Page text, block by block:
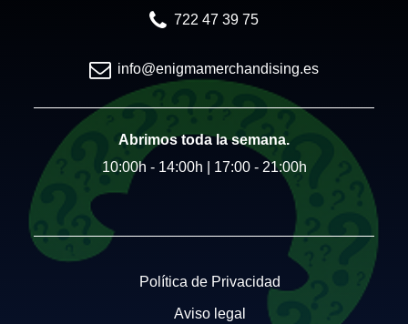
722 47 39 75
info@enigmamerchandising.es
Abrimos toda la semana.
10:00h - 14:00h | 17:00 - 21:00h
Política de Privacidad
Aviso legal